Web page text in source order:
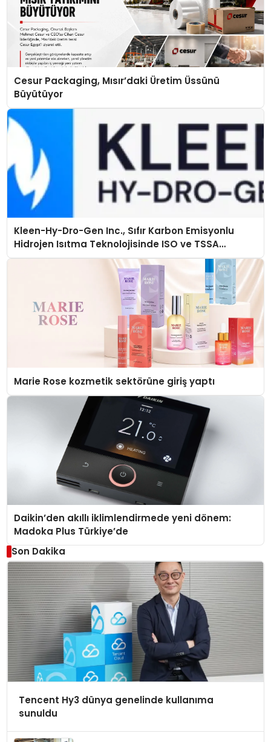
Cesur Packaging, Mısır’daki Üretim Üssünü
Büyütüyor
Kleen-Hy-Dro-Gen Inc., Sıfır Karbon Emisyonlu
Hidrojen Isıtma Teknolojisinde ISO ve TSSA
Düzenleyici Onaylarını Aldı
Marie Rose kozmetik sektörüne giriş yaptı
Daikin’den akıllı iklimlendirmede yeni dönem:
Madoka Plus Türkiye’de
Son Dakika
Tencent Hy3 dünya genelinde kullanıma
sunuldu